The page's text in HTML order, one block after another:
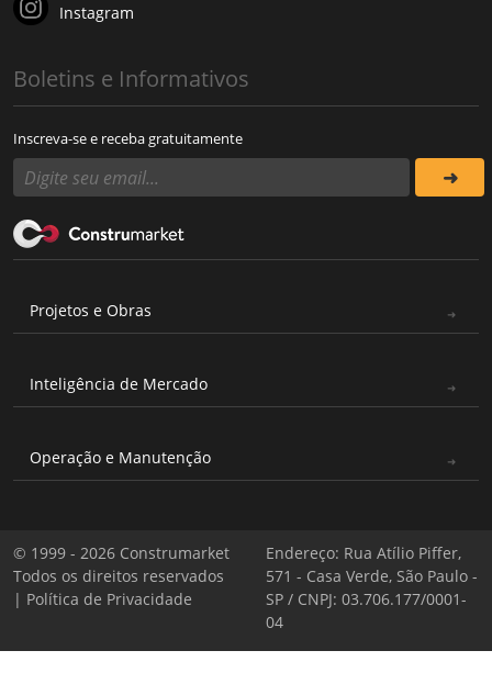
Instagram
Boletins e Informativos
Inscreva-se e receba gratuitamente
Projetos e Obras
Inteligência de Mercado
Operação e Manutenção
© 1999 - 2026 Construmarket
Todos os direitos reservados
| Política de Privacidade
Endereço: Rua Atílio Piffer,
571 - Casa Verde, São Paulo -
SP / CNPJ: 03.706.177/0001-
04